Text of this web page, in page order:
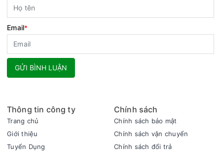
Email*
GỬI BÌNH LUẬN
Thông tin công ty
Trang chủ
Giới thiệu
Tuyển Dụng
Chính sách
Chính sách bảo mật
Chính sách vận chuyển
Chính sách đổi trả